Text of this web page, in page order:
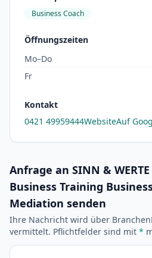
Business Coach
Öffnungszeiten
Mo–Do
Fr
Kontakt
0421 49959444WebsiteAuf
Anfrage an SINN &
Business Training
Mediation senden
Ihre Nachricht wird über
vermittelt. Pflichtfelder sind mit *